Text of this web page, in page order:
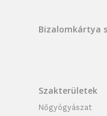
Bizalomkártya
Szakterületek
Nőgyógyászat